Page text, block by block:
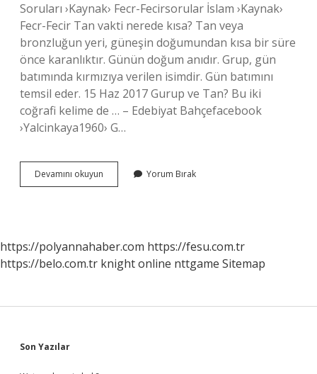
Soruları ›Kaynak› Fecr-Fecirsorular İslam ›Kaynak›
Fecr-Fecir Tan vakti nerede kısa? Tan veya
bronzluğun yeri, güneşin doğumundan kısa bir süre
önce karanlıktır. Günün doğum anıdır. Grup, gün
batımında kırmızıya verilen isimdir. Gün batımını
temsil eder. 15 Haz 2017 Gurup ve Tan? Bu iki
coğrafi kelime de … – Edebiyat Bahçefacebook
›Yalcinkaya1960› G…
Devamını okuyun
Tan
Yorum Bırak
https://polyannahaber.com https://fesu.com.tr
https://belo.com.tr knight online nttgame Sitemap
Sidebar
Son Yazılar